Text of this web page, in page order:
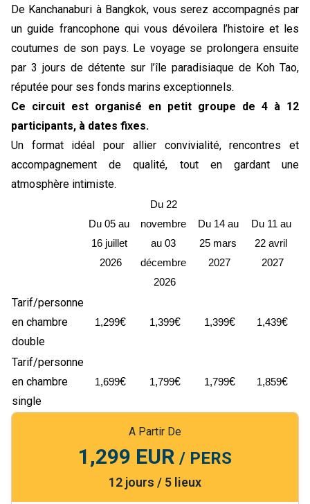
De Kanchanaburi à Bangkok, vous serez accompagnés par
un guide francophone qui vous dévoilera l’histoire et les
coutumes de son pays. Le voyage se prolongera ensuite
par 3 jours de détente sur l’île paradisiaque de Koh Tao,
réputée pour ses fonds marins exceptionnels.
Ce circuit est organisé en petit groupe de 4 à 12
participants, à dates fixes.
Un format idéal pour allier convivialité, rencontres et
accompagnement de qualité, tout en gardant une
atmosphère intimiste.
Du 05 au
16 juillet
2026
Du 22
novembre
au 03
décembre
2026
Du 14 au
25 mars
2027
Du 11 au
22 avril
2027
Tarif/personne
en chambre
double
1,299€ 1,399€ 1,399€ 1,439€
Tarif/personne
en chambre
single
1,699€ 1,799€ 1,799€ 1,859€
A Partir De
1,299 EUR / PERS
12 jours / 5 lieux